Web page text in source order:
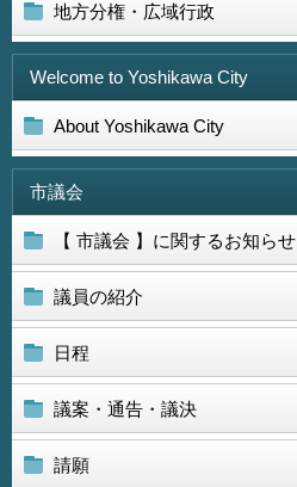
地方分権・広域行政
Welcome to Yoshikawa City
About Yoshikawa City
市議会
【 市議会 】に関するお知らせ
議員の紹介
日程
議案・通告・議決
請願